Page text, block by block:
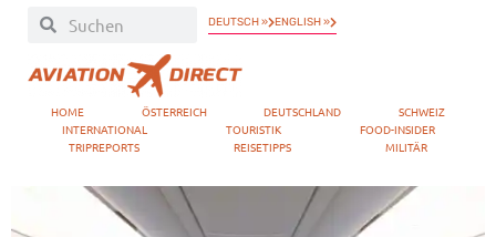
DEUTSCH » ENGLISH »
HOME ÖSTERREICH DEUTSCHLAND
SCHWEIZ
INTERNATIONAL
TOURISTIK
FOOD-INSIDER
TRIPREPORTS
REISETIPPS MILITÄR